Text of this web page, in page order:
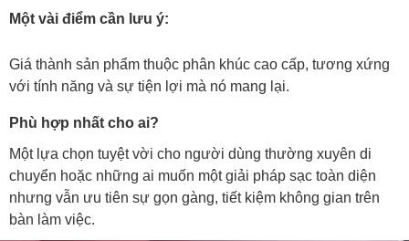
Một vài điểm cần lưu ý:
Giá thành sản phẩm thuộc phân khúc cao cấp, tương xứng
với tính năng và sự tiện lợi mà nó mang lại.
Phù hợp nhất cho ai?
Một lựa chọn tuyệt vời cho người dùng thường xuyên di
chuyển hoặc những ai muốn một giải pháp sạc toàn diện
nhưng vẫn ưu tiên sự gọn gàng, tiết kiệm không gian trên
bàn làm việc.